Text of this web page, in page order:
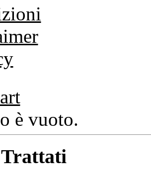
è vuoto.